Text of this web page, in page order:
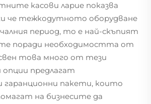
касови ларие показва
че тежкодутното оборудване
период, то е най-скъпият
поради необходимостта от
това много от тези
предлагат
гаранционни пакети, които
на бизнесите да